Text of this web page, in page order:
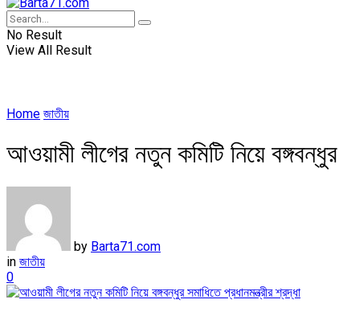
No Result
View All Result
Home জাতীয়
আওয়ামী লীগের নতুন কমিটি নিয়ে
by Barta71.com
in জাতীয়
0